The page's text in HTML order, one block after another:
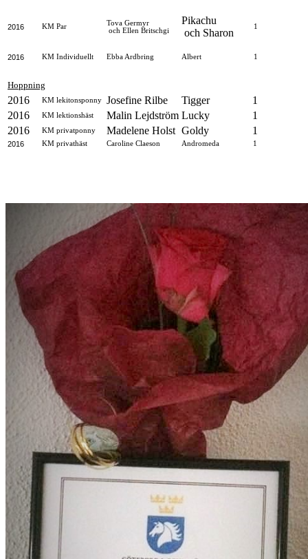
2016 KM Par
Tova Germyr
och Ellen Britschgi
Pikachu
och Sharon
1
2016 KM Individuellt Ebba Ardbring Albert 1
Hoppning
2016 KM lekitonsponny Josefine Rilbe Tigger
1
2016
KM lektionshäst Malin Lejdström Lucky
1
2016
KM privatponny Madelene Holst Goldy 1
2016 KM privathäst Caroline Claeson Andromeda 1